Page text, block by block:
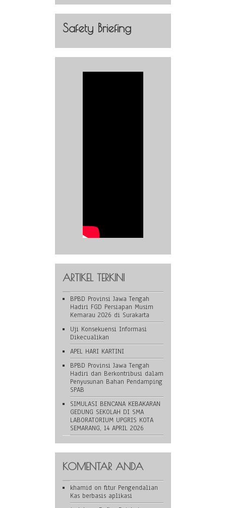
Safety Briefing
ARTIKEL TERKINI
BPBD Provinsi Jawa Tengah
Hadiri FGD Persiapan Musim
Kemarau 2026 di Surakarta
Uji Konsekuensi Informasi
Dikecualikan
APEL HARI KARTINI
BPBD Provinsi Jawa Tengah
Hadiri dan Berkontribusi dalam
Penyusunan Bahan Pendamping
SPAB
SIMULASI BENCANA KEBAKARAN
GEDUNG SEKOLAH DI SMA
LABORATORIUM UPGRIS KOTA
SEMARANG, 14 APRIL 2026
KOMENTAR ANDA
khamid on fitur Pengendalian
Kas berbasis aplikasi